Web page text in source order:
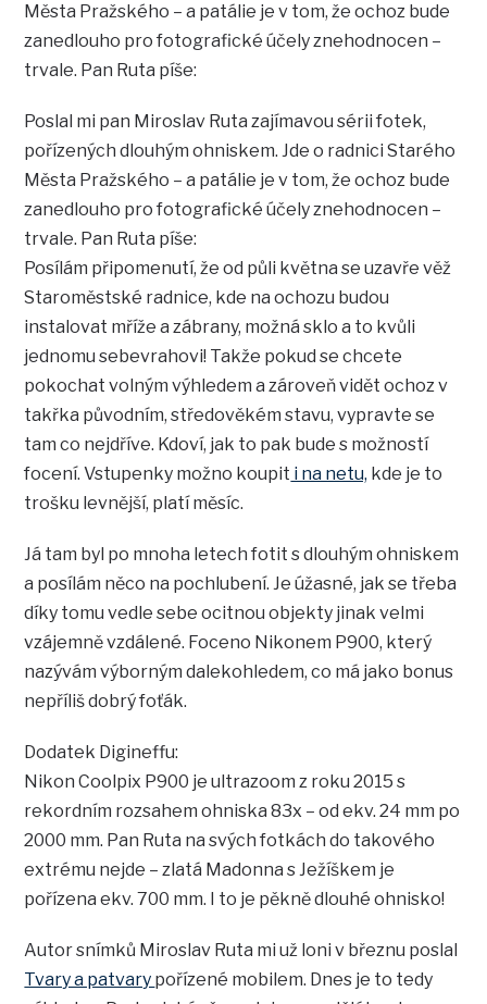
Města Pražského – a patálie je v tom, že ochoz bude
zanedlouho pro fotografické účely znehodnocen –
trvale. Pan Ruta píše:
Poslal mi pan Miroslav Ruta zajímavou sérii fotek,
pořízených dlouhým ohniskem. Jde o radnici Starého
Města Pražského – a patálie je v tom, že ochoz bude
zanedlouho pro fotografické účely znehodnocen –
trvale. Pan Ruta píše:
Posílám připomenutí, že od půli května se uzavře věž
Staroměstské radnice, kde na ochozu budou
instalovat mříže a zábrany, možná sklo a to kvůli
jednomu sebevrahovi! Takže pokud se chcete
pokochat volným výhledem a zároveň vidět ochoz v
takřka původním, středověkém stavu, vypravte se
tam co nejdříve. Kdoví, jak to pak bude s možností
focení. Vstupenky možno koupit i na netu, kde je to
trošku levnější, platí měsíc.
Já tam byl po mnoha letech fotit s dlouhým ohniskem
a posílám něco na pochlubení. Je úžasné, jak se třeba
díky tomu vedle sebe ocitnou objekty jinak velmi
vzájemně vzdálené. Foceno Nikonem P900, který
nazývám výborným dalekohledem, co má jako bonus
nepříliš dobrý foťák.
Dodatek Digineffu:
Nikon Coolpix P900 je ultrazoom z roku 2015 s
rekordním rozsahem ohniska 83x – od ekv. 24 mm po
2000 mm. Pan Ruta na svých fotkách do takového
extrému nejde – zlatá Madonna s Ježíškem je
pořízena ekv. 700 mm. I to je pěkně dlouhé ohnisko!
Autor snímků Miroslav Ruta mi už loni v březnu poslal
Tvary a patvary pořízené mobilem. Dnes je to tedy